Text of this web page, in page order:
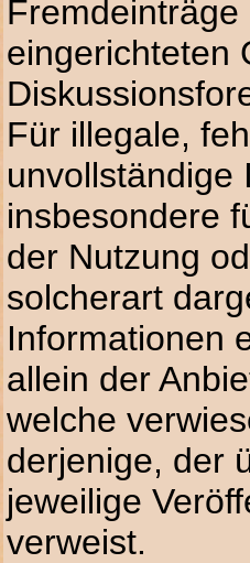
eingerichteten
Für illegale,
unvollständige
insbesondere
der Nutzung
solcherart
Informationen
allein der
welche
derjenige, der
jeweilige
verweist.